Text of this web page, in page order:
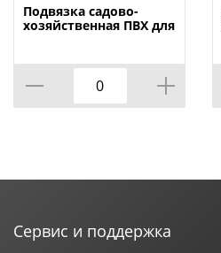
Подвязка садово-
хозяйственная ПВХ для
Сервис и поддержка